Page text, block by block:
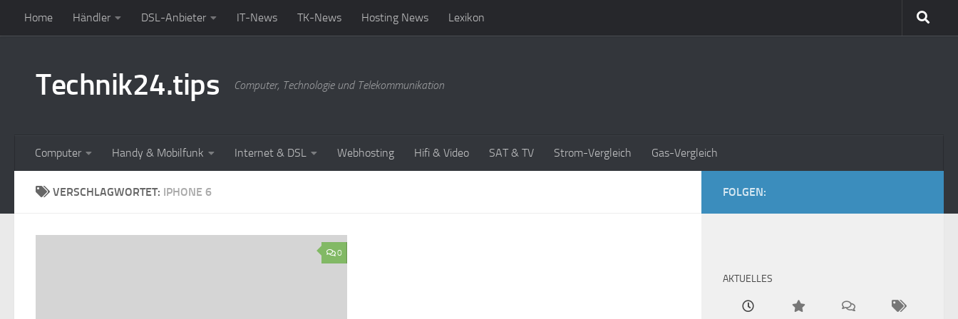
Zum Inhalt springen
Home Händler DSL-Anbieter IT-News TK-News Hosting News Lexikon
Technik24.tips Computer, Technologie und Telekommunikation
Computer Handy & Mobilfunk Internet & DSL Webhosting Hifi & Video SAT & TV Strom-Vergleich Gas-Vergleich
VERSCHLAGWORTET: IPHONE 6
0
FOLGEN:
AKTUELLES